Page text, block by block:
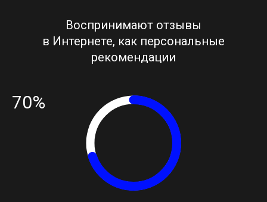
Воспринимают отзывы
в Интернете, как персональные
рекомендации
70%